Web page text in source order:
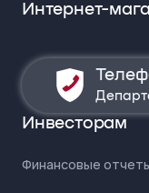
Интернет-
Инвесторам
Финансовые